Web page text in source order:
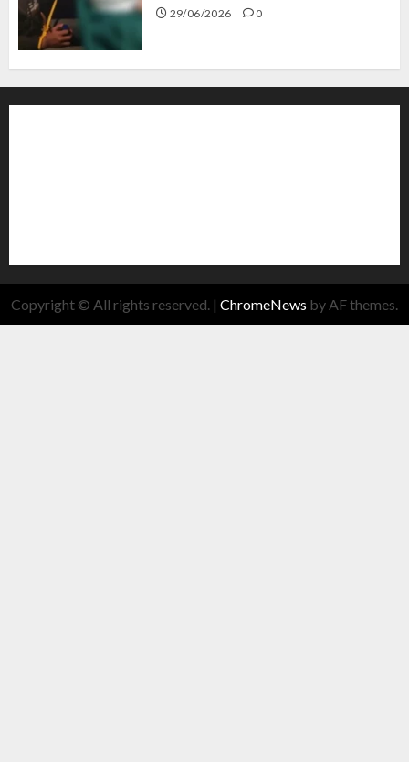
29/06/2026 0
Copyright © All rights reserved. | ChromeNews by AF themes.